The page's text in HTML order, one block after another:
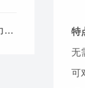
GTR-11气体透过率测试仪助力ZSM -5/乙基纤维素混合基质膜的研究 特
无
可